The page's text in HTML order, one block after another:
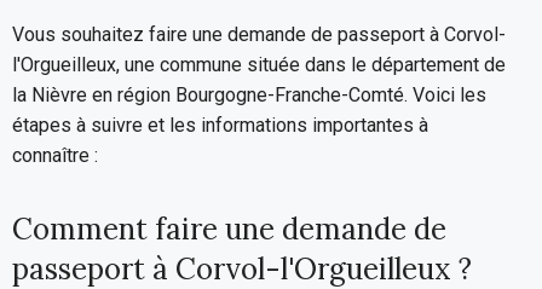
Vous souhaitez faire une demande de passeport à Corvol-
l'Orgueilleux, une commune située dans le département de
la Nièvre en région Bourgogne-Franche-Comté. Voici les
étapes à suivre et les informations importantes à
connaître :
Comment faire une demande de
passeport à Corvol-l'Orgueilleux ?